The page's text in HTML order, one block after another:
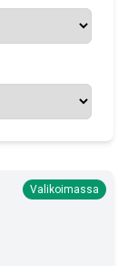
Valikoimassa